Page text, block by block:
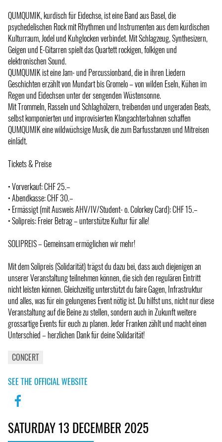
QUMQUMIK, kurdisch für Eidechse, ist eine Band aus Basel, die
psychedelischen Rock mit Rhythmen und Instrumenten aus dem kurdischen
Kulturraum, Jodel und Kuhglocken verbindet. Mit Schlagzeug, Synthesizern,
Geigen und E-Gitarren spielt das Quartett rockigen, folkigen und
elektronischen Sound.
QUMQUMIK ist eine Jam- und Percussionband, die in ihren Liedern
Geschichten erzählt von Mundart bis Gromelo – von wilden Eseln, Kühen im
Regen und Eidechsen unter der sengenden Wüstensonne.
Mit Trommeln, Rasseln und Schlaghölzern, treibenden und ungeraden Beats,
selbst komponierten und improvisierten Klangachterbahnen schaffen
QUMQUMIK eine wildwüchsige Musik, die zum Barfusstanzen und Mitreisen
einlädt.
Tickets & Preise
• Vorverkauf: CHF 25.–
• Abendkasse: CHF 30.–
• Ermässigt (mit Ausweis AHV/IV/Student- o. Colorkey Card): CHF 15.–
• Solipreis: Freier Betrag – unterstütze Kultur für alle!
SOLIPREIS – Gemeinsam ermöglichen wir mehr!
Mit dem Solipreis (Solidarität) trägst du dazu bei, dass auch diejenigen an
unserer Veranstaltung teilnehmen können, die sich den regulären Eintritt
nicht leisten können. Gleichzeitig unterstützt du faire Gagen, Infrastruktur
und alles, was für ein gelungenes Event nötig ist. Du hilfst uns, nicht nur diese
Veranstaltung auf die Beine zu stellen, sondern auch in Zukunft weitere
grossartige Events für euch zu planen. Jeder Franken zählt und macht einen
Unterschied – herzlichen Dank für deine Solidarität!
CONCERT
SEE THE OFFICIAL WEBSITE
SATURDAY 13 DECEMBER 2025